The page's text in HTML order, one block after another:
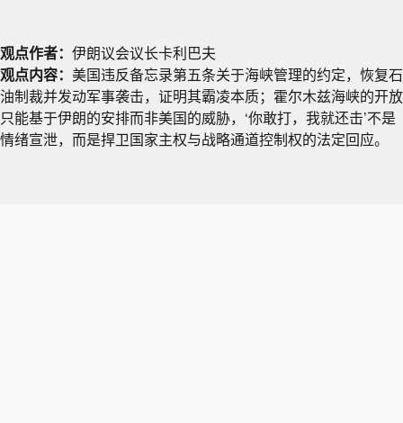
观点作者： 伊朗议会议长卡利巴夫
观点内容： 美国违反备忘录第五条关于海峡管理的约定，恢复石
油制裁并发动军事袭击，证明其霸凌本质；霍尔木兹海峡的开放
只能基于伊朗的安排而非美国的威胁，‘你敢打，我就还击’不是
情绪宣泄，而是捍卫国家主权与战略通道控制权的法定回应。